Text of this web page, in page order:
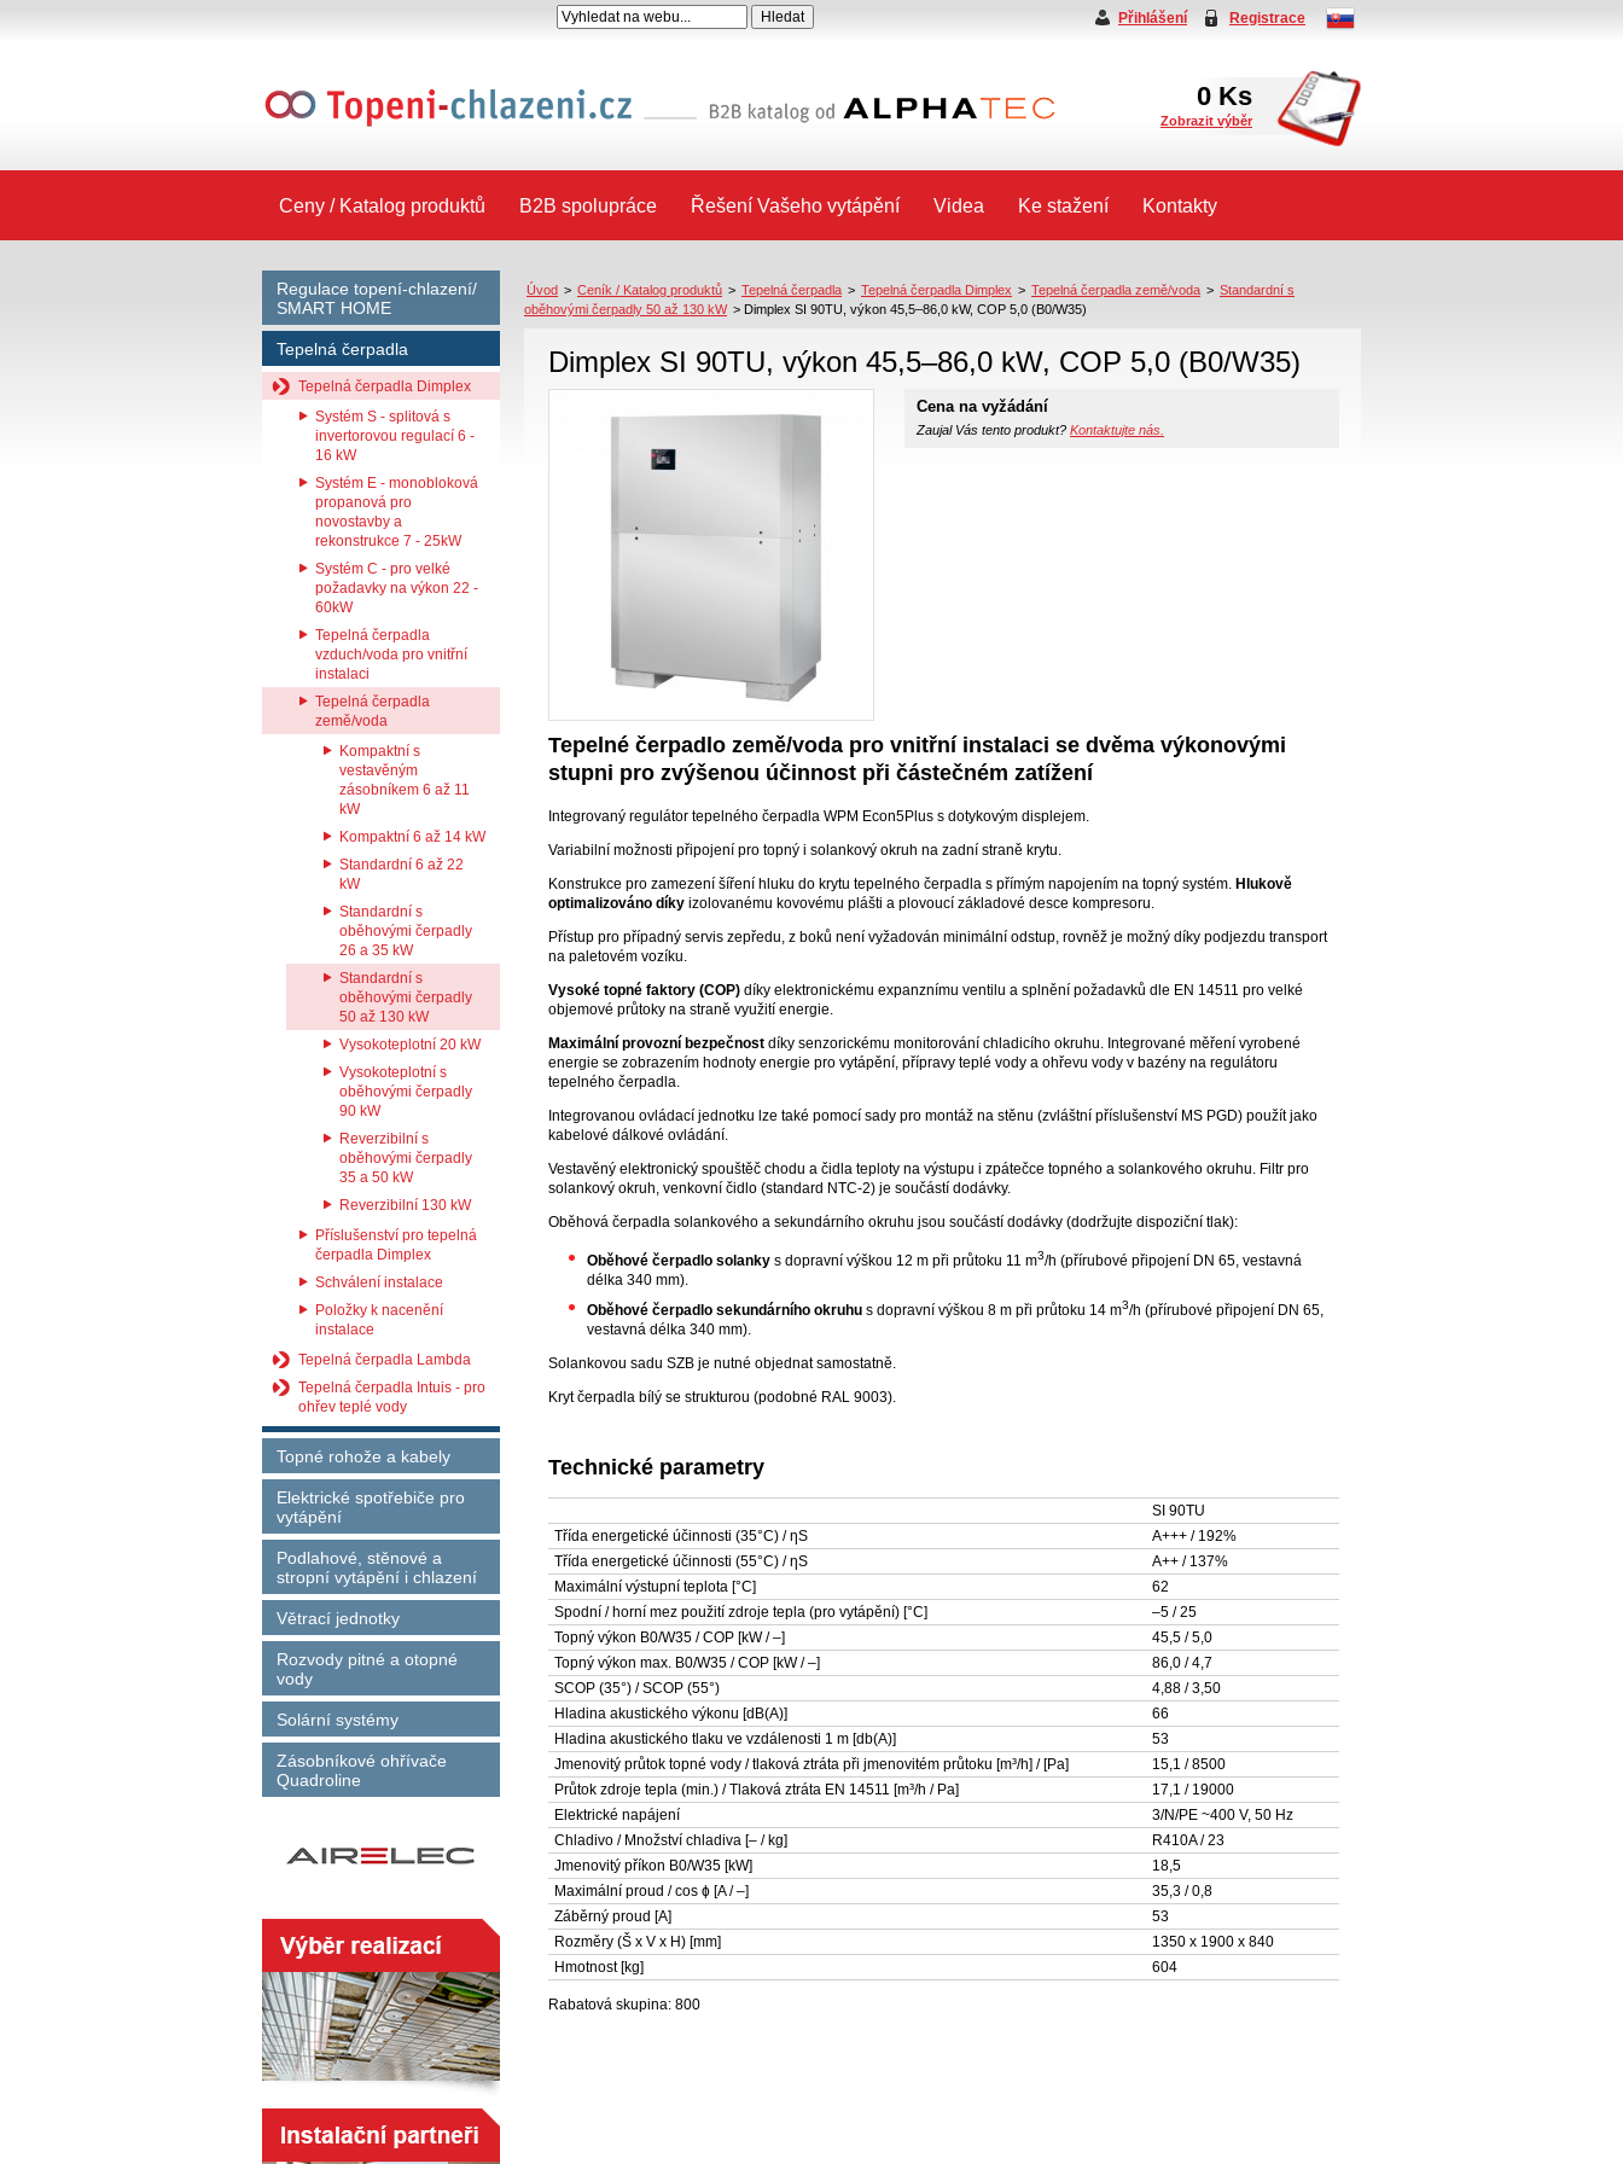
Přihlášení Registrace
0 Ks
Zobrazit výběr
Ceny / Katalog produktů B2B spolupráce Řešení Vašeho vytápění Videa Ke stažení Kontakty
Regulace topení-chlazení/
SMART HOME
Tepelná čerpadla
Tepelná čerpadla Dimplex
Systém S - splitová s
invertorovou regulací 6 -
16 kW
Systém E - monobloková
propanová pro
novostavby a
rekonstrukce 7 - 25kW
Systém C - pro velké
požadavky na výkon 22 -
60kW
Tepelná čerpadla
vzduch/voda pro vnitřní
instalaci
Tepelná čerpadla
země/voda
Kompaktní s
vestavěným
zásobníkem 6 až 11
kW
Kompaktní 6 až 14 kW
Standardní 6 až 22
kW
Standardní s
oběhovými čerpadly
26 a 35 kW
Standardní s
oběhovými čerpadly
50 až 130 kW
Vysokoteplotní 20 kW
Vysokoteplotní s
oběhovými čerpadly
90 kW
Reverzibilní s
oběhovými čerpadly
35 a 50 kW
Reverzibilní 130 kW
Příslušenství pro tepelná
čerpadla Dimplex
Schválení instalace
Položky k nacenění
instalace
Tepelná čerpadla Lambda
Tepelná čerpadla Intuis - pro
ohřev teplé vody
Topné rohože a kabely
Elektrické spotřebiče pro
vytápění
Podlahové, stěnové a
stropní vytápění i chlazení
Větrací jednotky
Rozvody pitné a otopné
vody
Solární systémy
Zásobníkové ohřívače
Quadroline
Úvod > Ceník / Katalog produktů > Tepelná čerpadla > Tepelná čerpadla Dimplex > Tepelná čerpadla země/voda > Standardní s
oběhovými čerpadly 50 až 130 kW > Dimplex SI 90TU, výkon 45,5–86,0 kW, COP 5,0 (B0/W35)
Dimplex SI 90TU, výkon 45,5–86,0 kW, COP 5,0 (B0/W35)
Cena na vyžádání
Zaujal Vás tento produkt? Kontaktujte nás.
Tepelné čerpadlo země/voda pro vnitřní instalaci se dvěma výkonovými
stupni pro zvýšenou účinnost při částečném zatížení
Integrovaný regulátor tepelného čerpadla WPM Econ5Plus s dotykovým displejem.
Variabilní možnosti připojení pro topný i solankový okruh na zadní straně krytu.
Konstrukce pro zamezení šíření hluku do krytu tepelného čerpadla s přímým napojením na topný systém. Hlukově
optimalizováno díky izolovanému kovovému plášti a plovoucí základové desce kompresoru.
Přístup pro případný servis zepředu, z boků není vyžadován minimální odstup, rovněž je možný díky podjezdu transport
na paletovém vozíku.
Vysoké topné faktory (COP) díky elektronickému expanznímu ventilu a splnění požadavků dle EN 14511 pro velké
objemové průtoky na straně využití energie.
Maximální provozní bezpečnost díky senzorickému monitorování chladicího okruhu. Integrované měření vyrobené
energie se zobrazením hodnoty energie pro vytápění, přípravy teplé vody a ohřevu vody v bazény na regulátoru
tepelného čerpadla.
Integrovanou ovládací jednotku lze také pomocí sady pro montáž na stěnu (zvláštní příslušenství MS PGD) použít jako
kabelové dálkové ovládání.
Vestavěný elektronický spouštěč chodu a čidla teploty na výstupu i zpátečce topného a solankového okruhu. Filtr pro
solankový okruh, venkovní čidlo (standard NTC-2) je součástí dodávky.
Oběhová čerpadla solankového a sekundárního okruhu jsou součástí dodávky (dodržujte dispoziční tlak):
Oběhové čerpadlo solanky s dopravní výškou 12 m při průtoku 11 m3/h (přírubové připojení DN 65, vestavná
délka 340 mm).
Oběhové čerpadlo sekundárního okruhu s dopravní výškou 8 m při průtoku 14 m3/h (přírubové připojení DN 65,
vestavná délka 340 mm).
Solankovou sadu SZB je nutné objednat samostatně.
Kryt čerpadla bílý se strukturou (podobné RAL 9003).
Technické parametry
SI 90TU
Třída energetické účinnosti (35°C) / ƞS
A+++ / 192%
Třída energetické účinnosti (55°C) / ƞS
A++ / 137%
Maximální výstupní teplota [°C]
62
Spodní / horní mez použití zdroje tepla (pro vytápění) [°C]
–5 / 25
Topný výkon B0/W35 / COP [kW / –]
45,5 / 5,0
Topný výkon max. B0/W35 / COP [kW / –]
86,0 / 4,7
SCOP (35°) / SCOP (55°)
4,88 / 3,50
Hladina akustického výkonu [dB(A)]
66
Hladina akustického tlaku ve vzdálenosti 1 m [db(A)]
53
Jmenovitý průtok topné vody / tlaková ztráta při jmenovitém průtoku [m³/h] / [Pa]
15,1 / 8500
Průtok zdroje tepla (min.) / Tlaková ztráta EN 14511 [m³/h / Pa]
17,1 / 19000
Elektrické napájení
3/N/PE ~400 V, 50 Hz
Chladivo / Množství chladiva [– / kg]
R410A / 23
Jmenovitý příkon B0/W35 [kW]
18,5
Maximální proud / cos ɸ [A / –]
35,3 / 0,8
Záběrný proud [A]
53
Rozměry (Š x V x H) [mm]
1350 x 1900 x 840
Hmotnost [kg]
604
Rabatová skupina: 800